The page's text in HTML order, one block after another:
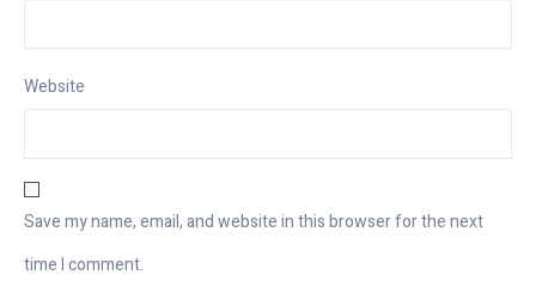
Website
Save my name, email, and website in this browser for the next
time I comment.